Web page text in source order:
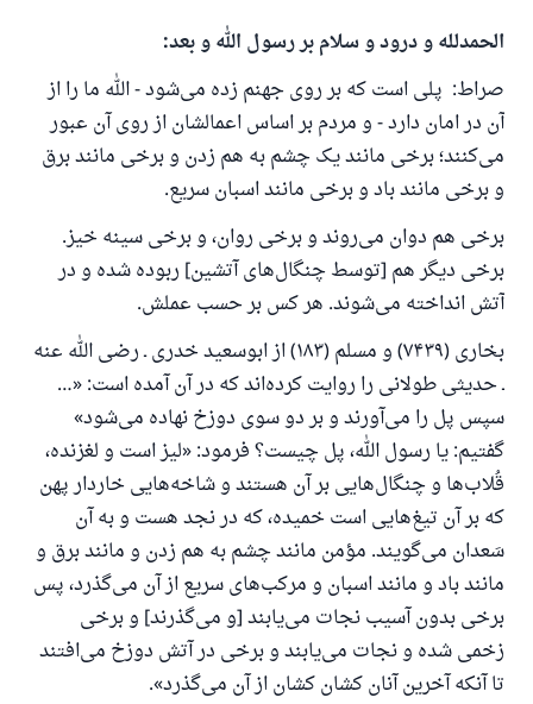
الحمدلله و درود و سلام بر رسول الله و بعد:
صراط: پلی است که بر روی جهنم زده می‌شود - الله ما را از
آن در امان دارد - و مردم بر اساس اعمالشان از روی آن عبور
می‌کنند؛ برخی مانند یک چشم به هم زدن و برخی مانند برق
و برخی مانند باد و برخی مانند اسبان سریع.
برخی هم دوان می‌روند و برخی روان، و برخی سینه خیز.
برخی دیگر هم [توسط چنگال‌های آتشین] ربوده شده و در
آتش انداخته می‌شوند. هر کس بر حسب عملش.
بخاری (۷۴۳۹) و مسلم (۱۸۳) از ابوسعید خدری ـ رضی الله عنه
ـ حدیثی طولانی را روایت کرده‌اند که در آن آمده است: «…
سپس پل را می‌آورند و بر دو سوی دوزخ نهاده می‌شود»
گفتیم: یا رسول الله، پل چیست؟ فرمود: «لیز است و لغزنده،
قُلاب‌ها و چنگال‌هایی بر آن هستند و شاخه‌هایی خاردار پهن
که بر آن تیغ‌هایی است خمیده، که در نجد هست و به آن
سَعدان می‌گویند. مؤمن مانند چشم به هم زدن و مانند برق و
مانند باد و مانند اسبان و مرکب‌های سریع از آن می‌گذرد، پس
برخی بدون آسیب نجات می‌یابند [و می‌گذرند] و برخی
زخمی شده و نجات می‌یابند و برخی در آتش دوزخ می‌افتند
تا آنکه آخرین آنان کشان کشان از آن می‌گذرد».